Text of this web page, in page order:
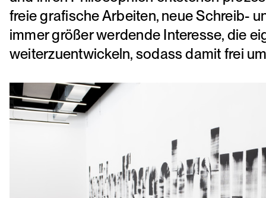
freie grafische Arbeiten, neue Schreib-
immer größer werdende Interesse, die
weiterzuentwickeln, sodass damit frei